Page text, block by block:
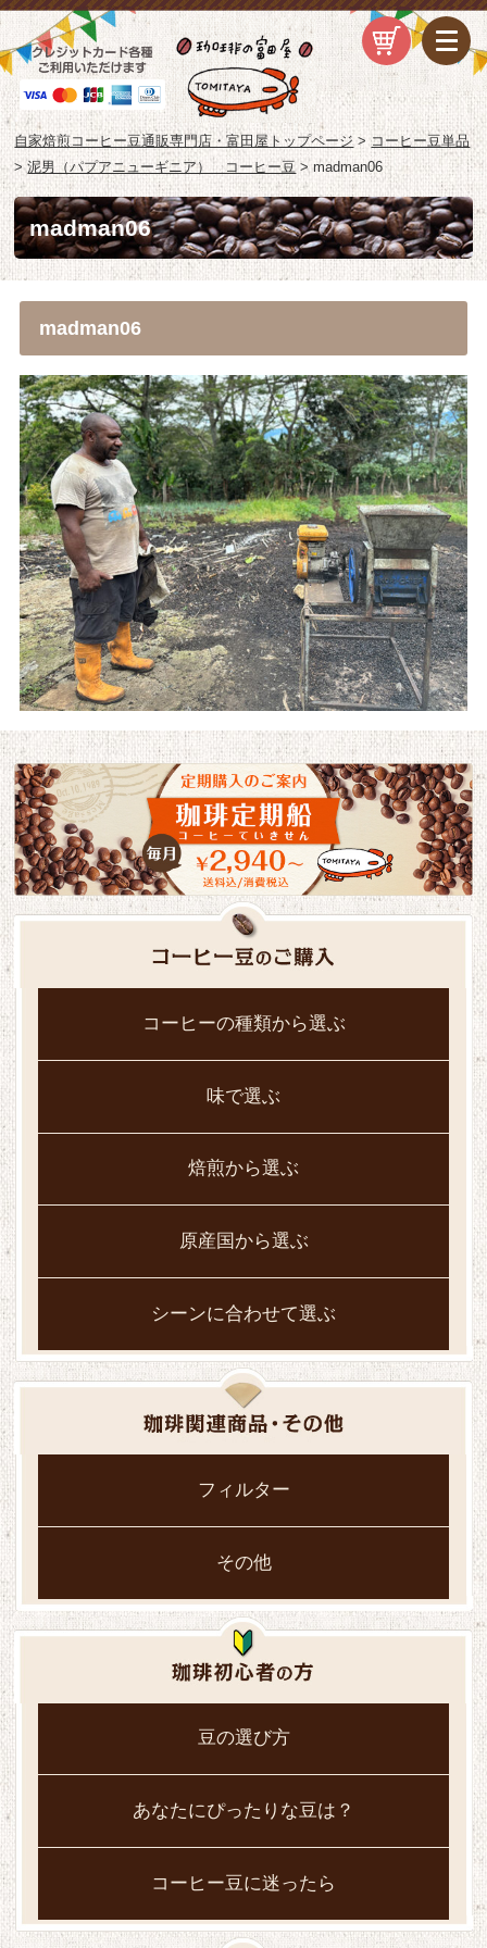
自家焙煎コーヒー豆通販専門店・富田屋トップページ>コーヒー豆単品
>泥男（パプアニューギニア） コーヒー豆 >madman06
madman06
madman06
コーヒーの種類から選ぶ
味で選ぶ
焙煎から選ぶ
原産国から選ぶ
シーンに合わせて選ぶ
フィルター
その他
豆の選び方
あなたにぴったりな豆は？
コーヒー豆に迷ったら